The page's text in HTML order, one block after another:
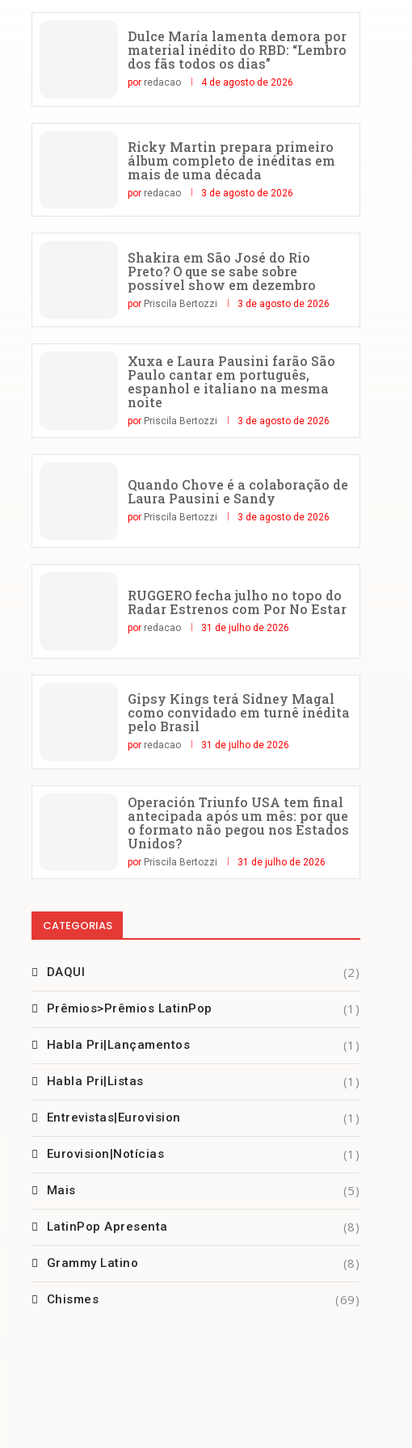
Dulce María lamenta demora por
material inédito do RBD: “Lembro
dos fãs todos os dias”
por redacao 4 de agosto de 2026
Ricky Martin prepara primeiro
álbum completo de inéditas em
mais de uma década
por redacao 3 de agosto de 2026
Shakira em São José do Rio
Preto? O que se sabe sobre
possível show em dezembro
por Priscila Bertozzi 3 de agosto de 2026
Xuxa e Laura Pausini farão São
Paulo cantar em português,
espanhol e italiano na mesma
noite
por Priscila Bertozzi 3 de agosto de 2026
Quando Chove é a colaboração de
Laura Pausini e Sandy
por Priscila Bertozzi 3 de agosto de 2026
RUGGERO fecha julho no topo do
Radar Estrenos com Por No Estar
por redacao 31 de julho de 2026
Gipsy Kings terá Sidney Magal
como convidado em turnê inédita
pelo Brasil
por redacao 31 de julho de 2026
Operación Triunfo USA tem final
antecipada após um mês: por que
o formato não pegou nos Estados
Unidos?
por Priscila Bertozzi 31 de julho de 2026
CATEGORIAS
DAQUI (2)
Prêmios>Prêmios LatinPop (1)
Habla Pri|Lançamentos (1)
Habla Pri|Listas (1)
Entrevistas|Eurovision (1)
Eurovision|Notícias (1)
Mais (5)
LatinPop Apresenta (8)
Grammy Latino (8)
Chismes (69)